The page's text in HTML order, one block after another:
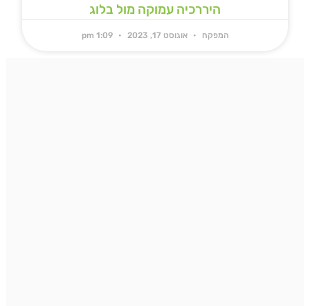
היררכיה עמוקה מול בלוג
המפקח אוגוסט 17, 2023 1:09 pm